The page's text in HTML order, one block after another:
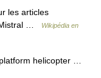
les articles
Mistral …
Wikipédia en
helicopter …